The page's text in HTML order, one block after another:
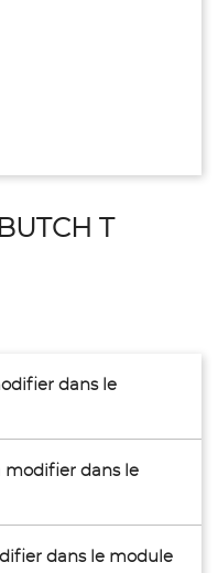
T
dans le
modifier dans le
dans le module